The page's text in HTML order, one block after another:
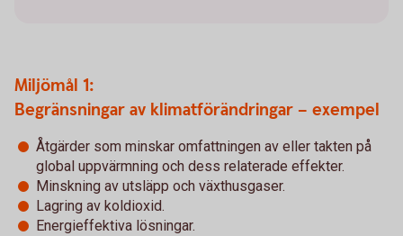
Miljömål 1:
Begränsningar av klimatförändringar – exempel
Åtgärder som minskar omfattningen av eller takten på
global uppvärmning och dess relaterade effekter.
Minskning av utsläpp och växthusgaser.
Lagring av koldioxid.
Energieffektiva lösningar.